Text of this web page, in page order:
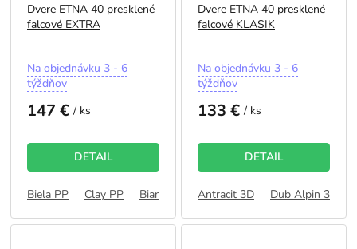
Dvere ETNA 40 presklené
falcové EXTRA
Priemerné
hodnotenie
z
5
hviezdičiek.
Na objednávku 3 - 6
týždňov
147 € / ks
DETAIL
Biela PP Clay PP Bianco PP Dub Bavorský PP Dub
Dvere ETNA 40 presklené
falcové KLASIK
Priemerné
hodnotenie
z
5
hviezdičiek.
Na objednávku 3 - 6
týždňov
133 € / ks
DETAIL
Antracit 3D Dub Alpin 3D